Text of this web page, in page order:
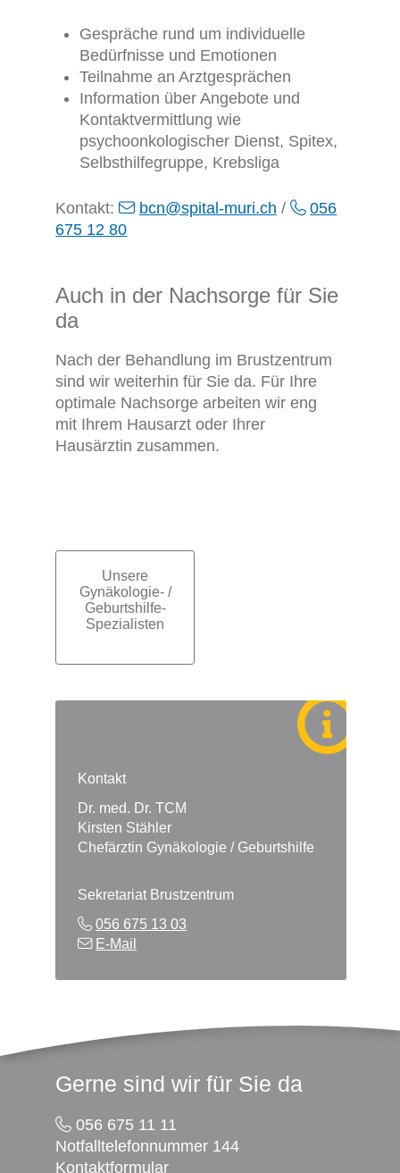
Gespräche rund um individuelle
Bedürfnisse und Emotionen
Teilnahme an Arztgesprächen
Information über Angebote und
Kontaktvermittlung wie
psychoonkologischer Dienst, Spitex,
Selbsthilfegruppe, Krebsliga
Kontakt: bcn@spital-muri.ch /
056
675 12 80
Auch in der Nachsorge für Sie
da
Nach der Behandlung im Brustzentrum
sind wir weiterhin für Sie da. Für Ihre
optimale Nachsorge arbeiten wir eng
mit Ihrem Hausarzt oder Ihrer
Hausärztin zusammen.
Subnavigation
Unsere
Gynäkologie- /
Geburtshilfe-
Spezialisten
Kontakt
Dr. med. Dr. TCM
Kirsten Stähler
Chefärztin Gynäkologie / Geburtshilfe
Sekretariat Brustzentrum
056 675 13 03
E-Mail
Footer
Gerne sind wir für Sie da
056 675 11 11
Notfalltelefonnummer 144
Kontaktformular